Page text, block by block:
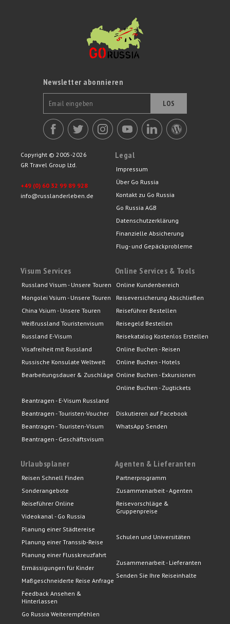
Newsletter abonnieren
LOS
Copyright © 2005-2026
GR Travel Group Ltd.
+49 (0) 60 32 99 89 928
info@russlanderleben.de
Legal
Impressum
Über Go Russia
Kontakt zu Go Russia
Go Russia AGB
Datenschutzerklärung
Finanzielle Absicherung
Flug- und Gepäckprobleme
Visum Services
Russland Visum - Unsere Touren
Mongolei Vsium - Unsere Touren
China Vsium - Unsere Touren
Weißrussland Touristenvisum
Russland E-Visum
Visafreiheit mit Russland
Russische Konsulate Weltweit
Bearbeitungsdauer & Zuschläge
Beantragen - E-Visum Russland
Beantragen - Touristen-Voucher
Beantragen - Touristen-Visum
Beantragen - Geschäftsvisum
Online Services & Tools
Online Kundenbereich
Reiseversicherung Abschließen
Reiseführer Bestellen
Reisegeld Bestellen
Reisekatalog Kostenlos Erstellen
Online Buchen - Reisen
Online Buchen - Hotels
Online Buchen - Exkursionen
Online Buchen - Zugtickets
Diskutieren auf Facebook
WhatsApp Senden
Urlaubsplaner
Reisen Schnell Finden
Sonderangebote
Reiseführer Online
Videokanal - Go Russia
Planung einer Städtereise
Planung einer Transsib-Reise
Planung einer Flusskreuzfahrt
Ermässigungen für Kinder
Maßgeschneiderte Reise Anfrage
Feedback Ansehen &
Hinterlassen
Go Russia Weiterempfehlen
Agenten & Lieferanten
Partnerprogramm
Zusammenarbeit - Agenten
Reisevorschläge &
Gruppenpreise
Schulen und Universitäten
Zusammenarbeit - Lieferanten
Senden Sie Ihre Reiseinhalte